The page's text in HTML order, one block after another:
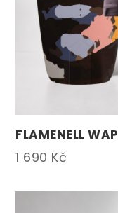
FLAMENELL
1 690 Kč